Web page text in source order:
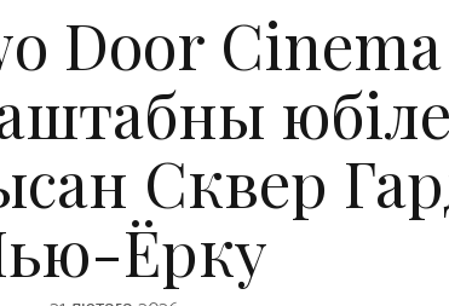
Door
Сквер
Ёрку